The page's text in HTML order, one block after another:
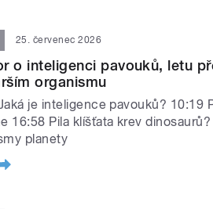
25. červenec 2026
o inteligenci pavouků, letu
organismu
je inteligence pavouků? 10:19
16:58 Pila klíšťata krev
planety